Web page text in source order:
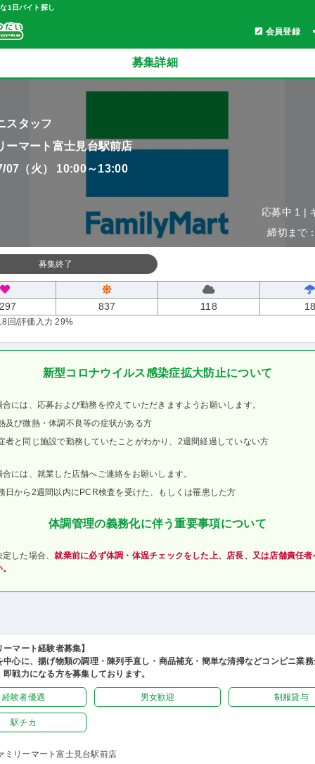
1日バイト探し
会員登録
募集詳細
スタッフ
ーマート富士見台駅前店
07（火） 10:00～13:00
応募中 1 |
締切まで
募集終了
837 118
回/評価入力 29%
新型コロナウイルス感染症拡大防止について
合には、応募および勤務を控えていただきますようお願いします。
及び微熱・体調不良等の症状がある方
者と同じ施設で勤務していたことがわかり、2週間経過していない方
には、就業した店舗へご連絡をお願いします。
日から2週間以内にPCR検査を受けた、もしくは罹患した方
体調管理の義務化に伴う重要事項について
定した場合、就業前に必ず体調・体温チェックをした上、店長、又は店舗責任者
マート経験者募集】
中心に、揚げ物類の調理・陳列手直し・商品補充・簡単な清掃などコンビニ業
即戦力になる方を募集しております。
経験者優遇 男女歓迎 制服貸与
駅チカ
ミリーマート富士見台駅前店